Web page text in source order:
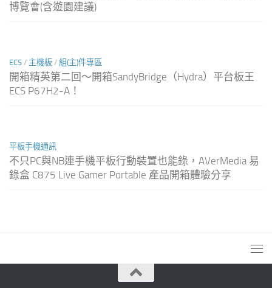
博覽會(含遊園建議)
ECS / 主機板 / 組(主)件專區
開箱精英第二回～開箱SandyBridge（Hydra）平台板王
ECS P67H2-A！
平板手機通訊
不只PC與NB連手機平板行動裝置也能錄，AVerMedia 易
錄盒 C875 Live Gamer Portable 產品開箱體驗分享